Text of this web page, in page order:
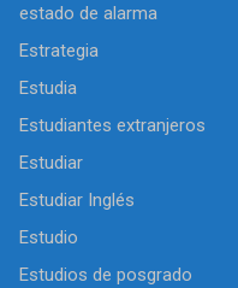
estado de alarma
Estrategia
Estudia
Estudiantes extranjeros
Estudiar
Estudiar Inglés
Estudio
Estudios de posgrado